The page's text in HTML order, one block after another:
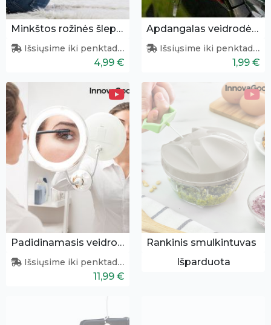
Minkštos rožinės šlepetės
Išsiųsime iki penktadienio
4,99 €
Apdangalas veidrodėliui „Lietuva“
Išsiųsime iki penktadienio
1,99 €
Padidinamasis veidrodis su apšvietimu
Išsiųsime iki penktadienio
11,99 €
Rankinis smulkintuvas
Išparduota